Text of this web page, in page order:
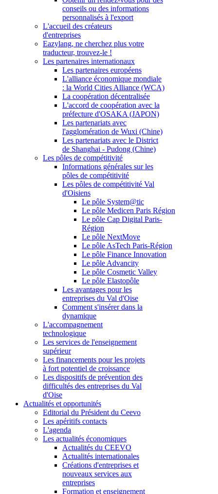
conseils ou des informations
personnalisés à l'export
L'accueil des créateurs
d'entreprises
Eazylang, ne cherchez plus votre
traducteur, trouvez-le !
Les partenaires internationaux
Les partenaires européens
L'alliance économique mondiale
: la World Cities Alliance (WCA)
La coopération décentralisée
L'accord de coopération avec la
préfecture d'OSAKA (JAPON)
Les partenariats avec
l'agglomération de Wuxi (Chine)
Les partenariats avec le District
de Shanghai - Pudong (Chine)
Les pôles de compétitivité
Informations générales sur les
pôles de compétitivité
Les pôles de compétitivité Val
d'Oisiens
Le pôle System@tic
Le pôle Medicen Paris Région
Le pôle Cap Digital Paris-
Région
Le pôle NextMove
Le pôle AsTech Paris-Région
Le pôle Finance Innovation
Le pôle Advancity
Le pôle Cosmetic Valley
Le pôle Elastopôle
Les avantages pour les
entreprises du Val d'Oise
Comment s'insérer dans la
dynamique
L'accompagnement
technologique
Les services de l'enseignement
supérieur
Les financements pour les projets
à fort potentiel de croissance
Les dispositifs de prévention des
difficultés des entreprises du Val
d'Oise
Actualités et opportunités
Editorial du Président du Ceevo
Les apéritifs contacts
L'agenda
Les actualités économiques
Actualités du CEEVO
Actualités internationales
Créations d'entreprises et
nouveaux services aux
entreprises
Formation et enseignement